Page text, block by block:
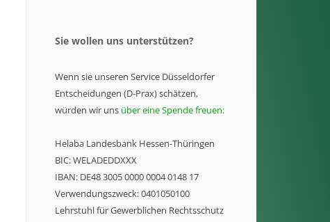
Sie wollen uns unterstützen?
Wenn sie unseren Service Düsseldorfer
Entscheidungen (D-Prax) schätzen,
würden wir uns über eine Spende freuen:
Helaba Landesbank Hessen-Thüringen
BIC: WELADEDDXXX
IBAN: DE48 3005 0000 0004 0148 17
Verwendungszweck: 0401050100
Lehrstuhl für Gewerblichen Rechtsschutz